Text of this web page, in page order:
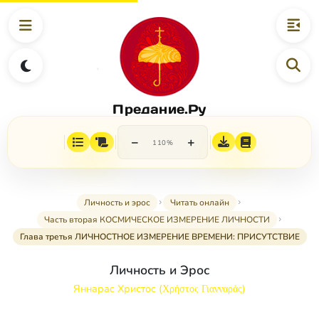
Предание.Ру
− 110% +
Личность и эрос
Читать онлайн
Часть вторая КОСМИЧЕСКОЕ ИЗМЕРЕНИЕ ЛИЧНОСТИ
Глава третья ЛИЧНОСТНОЕ ИЗМЕРЕНИЕ ВРЕМЕНИ: ПРИСУТСТВИЕ
Личность и Эрос
Яннарас Христос (Χρήστος Γιανναράς)